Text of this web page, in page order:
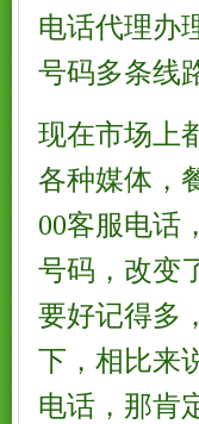
电话代理办
号码多条线
现在市场上
各种媒体，
00客服电话
号码，改变
要好记得多
下，相比来
电话，那肯